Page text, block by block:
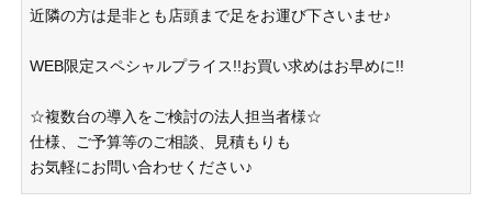
近隣の方は是非とも店頭まで足をお運び下さいませ♪
WEB限定スペシャルプライス!!お買い求めはお早めに!!
☆複数台の導入をご検討の法人担当者様☆
仕様、ご予算等のご相談、見積もりも
お気軽にお問い合わせください♪